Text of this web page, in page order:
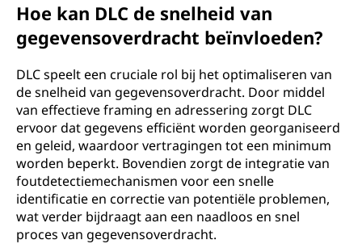
Hoe kan DLC de snelheid van
gegevensoverdracht beïnvloeden?
DLC speelt een cruciale rol bij het optimaliseren van
de snelheid van gegevensoverdracht. Door middel
van effectieve framing en adressering zorgt DLC
ervoor dat gegevens efficiënt worden georganiseerd
en geleid, waardoor vertragingen tot een minimum
worden beperkt. Bovendien zorgt de integratie van
foutdetectiemechanismen voor een snelle
identificatie en correctie van potentiële problemen,
wat verder bijdraagt aan een naadloos en snel
proces van gegevensoverdracht.